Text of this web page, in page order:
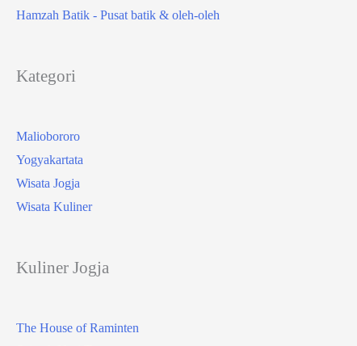
Hamzah Batik - Pusat batik & oleh-oleh
Kategori
Maliobororo
Yogyakartata
Wisata Jogja
Wisata Kuliner
Kuliner Jogja
The House of Raminten